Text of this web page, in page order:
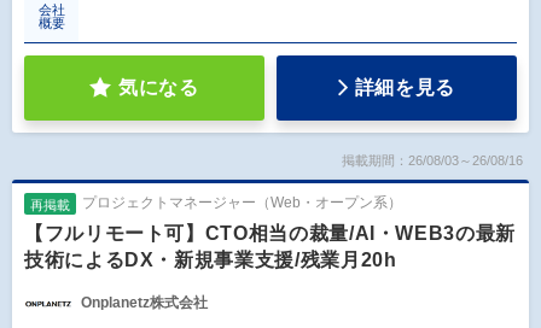
会社
概要
気になる 詳細を見る
掲載期間：26/08/03～26/08/16
再掲載 プロジェクトマネージャー（Web・オープン系）
【フルリモート可】CTO相当の裁量/AI・WEB3の最新
技術によるDX・新規事業支援/残業月20h
Onplanetz株式会社